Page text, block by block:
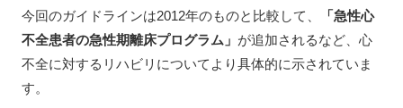
今回のガイドラインは2012年のものと比較して、
「急性心
不全患者の急性期離床プログラム」 が追加されるなど、心
不全に対するリハビリについてより具体的に示されていま
す。